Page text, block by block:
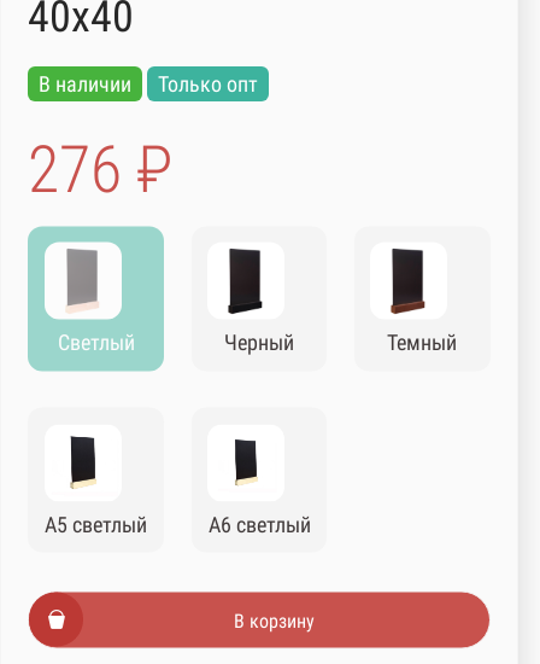
40х40
В наличии Только опт
276 ₽
Светлый Черный Темный
А5 светлый А6 светлый
В корзину